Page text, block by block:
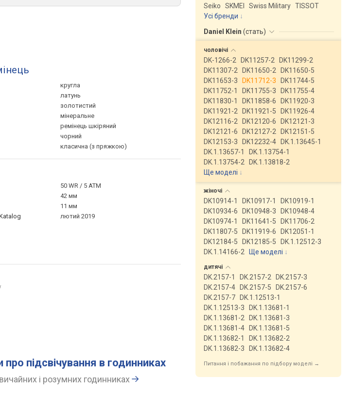
кругла
латунь
золотистий
мінеральне
ремінець шкіряний
чорний
класична (з пряжкою)
50 WR / 5 ATM
42 мм
11 мм
лютий 2019
підсвічування в годинниках
і розумних годинниках
Seiko
SKMEI Swiss Military TISSOT
Усі бренди
Daniel Klein (стать)
чоловічі
DK-1266-2 DK11257-2
DK11299-2
DK11307-2
DK11650-2
DK11650-5
DK11653-3
DK11712-3
DK11744-5
DK11752-1
DK11755-3
DK11755-4
DK11830-1
DK11858-6
DK11920-3
DK11921-2
DK11921-5
DK11926-4
DK12116-2
DK12120-6
DK12121-3
DK12121-6
DK12127-2
DK12151-5
DK12153-3
DK12232-4
DK.1.13645-1
DK.1.13657-1
DK.1.13754-1
DK.1.13754-2
DK.1.13818-2
Ще моделі ↓
жіночі
DK10914-1 DK10917-1
DK10919-1
DK10934-6
DK10948-3
DK10948-4
DK10974-1
DK11641-5
DK11706-2
DK11807-5
DK11919-6
DK12051-1
DK12184-5
DK12185-5
DK.1.12512-3
DK.1.14166-2
Ще моделі ↓
дитячі
DK.2157-1 DK.2157-2
DK.2157-3
DK.2157-4
DK.2157-5
DK.2157-6
DK.2157-7
DK.1.12513-1
DK.1.12513-3
DK.1.13681-1
DK.1.13681-2
DK.1.13681-3
DK.1.13681-4
DK.1.13681-5
DK.1.13682-1
DK.1.13682-2
DK.1.13682-3
DK.1.13682-4
Питання і побажання по підбору моделі →